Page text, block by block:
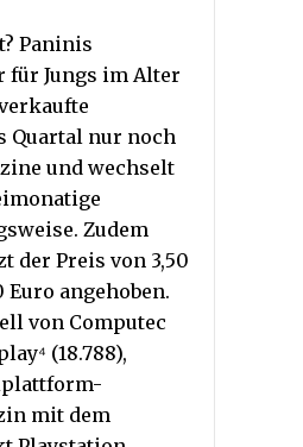
Paninis
für Jungs im Alter
Quartal nur noch
und wechselt
Zudem
der Preis von 3,50
Euro angehoben.
von Computec
(18.788),
mit dem